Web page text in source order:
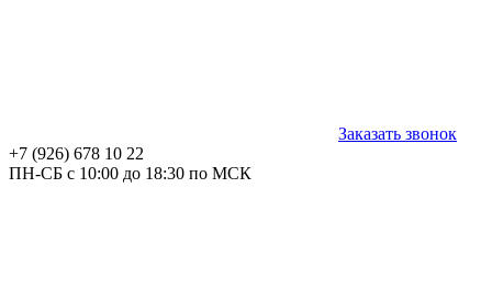
Заказать звонок
+7 (926) 678 10 22
ПН-СБ с 10:00 до 18:30 по МСК